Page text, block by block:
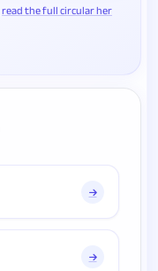
read the full circular her